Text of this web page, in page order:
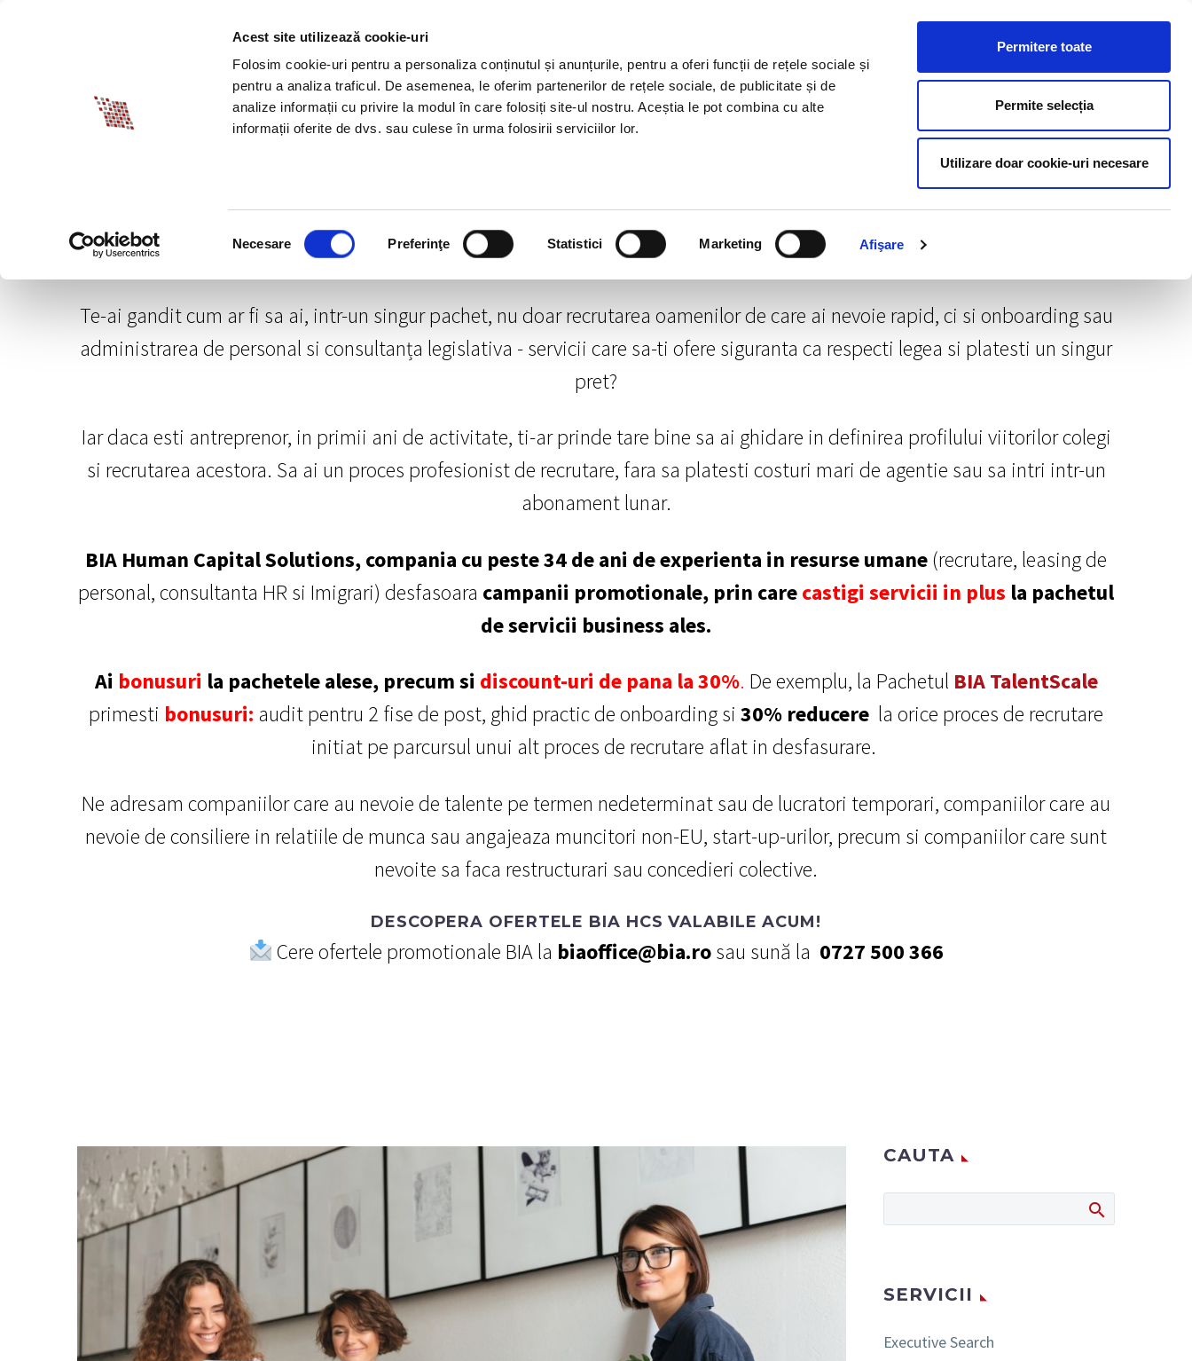
Acest site utilizează cookie-uri
Folosim cookie-uri pentru a personaliza conținutul și anunțurile, pentru a oferi funcții de rețele sociale și
pentru a analiza traficul. De asemenea, le oferim partenerilor de rețele sociale, de publicitate și de
analize informații cu privire la modul în care folosiți site-ul nostru. Aceștia le pot combina cu alte
informații oferite de dvs. sau culese în urma folosirii serviciilor lor.
consimțământului
Necesare Preferinţe Statistici Marketing Afişare
Permitere toate
Permite selecția
Utilizare doar cookie-uri necesare
DESPRE BIA PROMOTII HR CONTACT
PROMOTII HR
Te-ai gandit cum ar fi sa ai, intr-un singur pachet, nu doar recrutarea oamenilor de care ai nevoie rapid, ci si onboarding sau
administrarea de personal si consultanța legislativa - servicii care sa-ti ofere siguranta ca respecti legea si platesti un singur
pret?
Iar daca esti antreprenor, in primii ani de activitate, ti-ar prinde tare bine sa ai ghidare in definirea profilului viitorilor colegi
si recrutarea acestora. Sa ai un proces profesionist de recrutare, fara sa platesti costuri mari de agentie sau sa intri intr-un
abonament lunar.
BIA Human Capital Solutions, compania cu peste 34 de ani de experienta in resurse umane(recrutare, leasing de
personal, consultanta HR si Imigrari) desfasoara campanii promotionale, prin carecastigi servicii in plus la pachetul
de servicii business ales.
Ai bonusuri la pachetele alese, precum si discount-uri de pana la 30%. De exemplu, la Pachetul BIA TalentScale
primesti bonusuri: audit pentru 2 fise de post, ghid practic de onboarding si 30% reducere la orice proces de recrutare
initiat pe parcursul unui alt proces de recrutare aflat in desfasurare.
Ne adresam companiilor care au nevoie de talente pe termen nedeterminat sau de lucratori temporari, companiilor care au
nevoie de consiliere in relatiile de munca sau angajeaza muncitori non-EU, start-up-urilor, precum si companiilor care sunt
nevoite sa faca restructurari sau concedieri colective.
DESCOPERA OFERTELE BIA HCS VALABILE ACUM!
Cere ofertele promotionale BIA la biaoffice@bia.rosau sună la 0727 500 366
CAUTA
SERVICII
Executive Search